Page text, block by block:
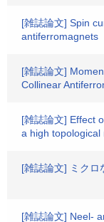
[雑誌論文] Spin
antiferromagnets
[雑誌論文]
Collinear
[雑誌論文] Effect
a high
[雑誌論文] ミクロ
[雑誌論文] Neel-